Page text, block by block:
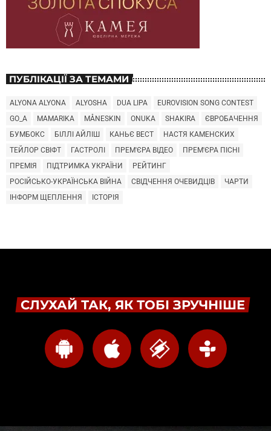
ПУБЛІКАЦІЇ ЗА ТЕМАМИ
ALYONA ALYONA ALYOSHA DUA LIPA
EUROVISION SONG CONTEST
GO_A
MAMARIKA MÅNESKIN ONUKA SHAKIRA
ЄВРОБАЧЕННЯ
БУМБОКС
БІЛЛІ АЙЛІШ КАНЬЄ ВЕСТ
НАСТЯ КАМЕНСКИХ
ТЕЙЛОР СВІФТ
ГАСТРОЛІ ПРЕМ'ЄРА ВІДЕО
ПРЕМ'ЄРА ПІСНІ
ПРЕМІЯ
ПІДТРИМКА УКРАЇНИ
РЕЙТИНГ
РОСІЙСЬКО-УКРАЇНСЬКА ВІЙНА
СВІДЧЕННЯ ОЧЕВИДЦІВ
ЧАРТИ
ІНФОРМ ЩЕПЛЕННЯ
ІСТОРІЯ
СЛУХАЙ ТАК, ЯК ТОБІ ЗРУЧНІШЕ